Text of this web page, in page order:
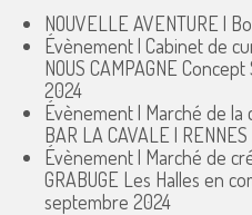
NOUVELLE AVENTURE |
Évènement | Cabinet de
NOUS CAMPAGNE
2024
Évènement | Marché de
BAR LA CAVALE | RENNES
Évènement | Marché de
GRABUGE Les Halles en
septembre 2024